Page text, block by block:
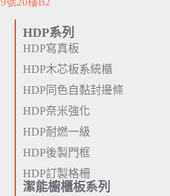
號20樓B2
HDP系列
HDP寫真板
HDP木芯板系統櫃
HDP同色自黏封邊條
HDP奈米強化
HDP耐燃一級
HDP後製門框
HDP訂製格柵
潔能櫥櫃板系列